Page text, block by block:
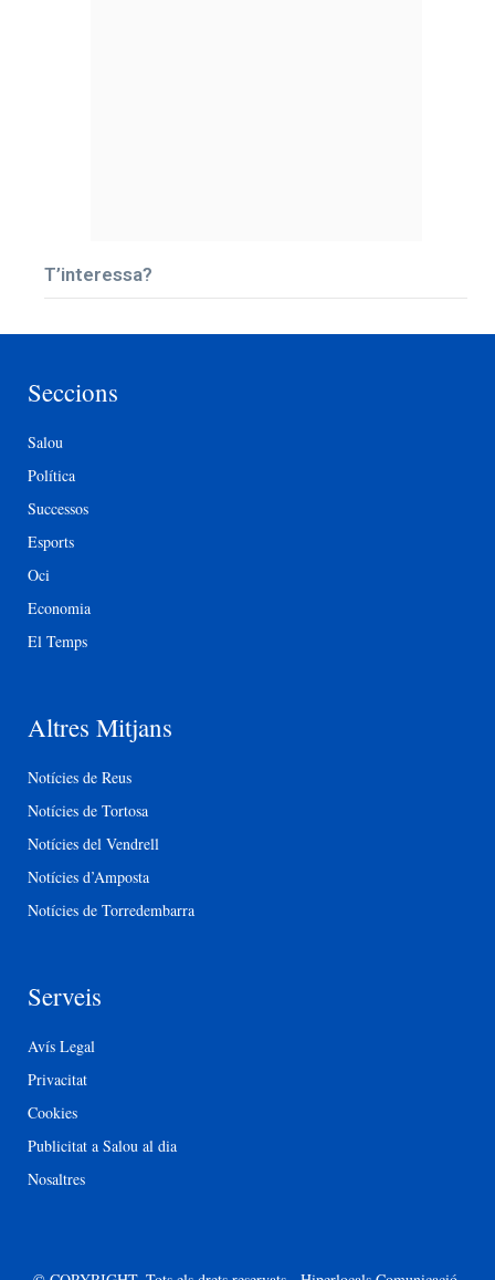
T’interessa?
Seccions
Salou
Política
Successos
Esports
Oci
Economia
El Temps
Altres Mitjans
Notícies de Reus
Notícies de Tortosa
Notícies del Vendrell
Notícies d’Amposta
Notícies de Torredembarra
Serveis
Avís Legal
Privacitat
Cookies
Publicitat a Salou al dia
Nosaltres